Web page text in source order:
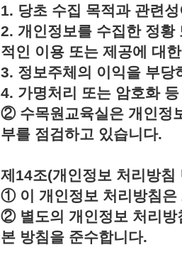
1. 당초 수집 목적과 관련
2. 개인정보를 수집한 정황
적인 이용 또는 제공에 대
3. 정보주체의 이익을 부당
4. 가명처리 또는 암호화
② 수목원교육실은 개인정
부를 점검하고 있습니다.
제14조(개인정보 처리방침
① 이 개인정보 처리방침은
② 별도의 개인정보 처리방
본 방침을 준수합니다.